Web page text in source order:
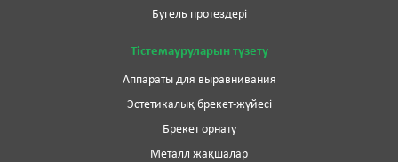
Бугель протездері
Тістемауруларын түзету
Аппараты для выравнивания
Эстетикалық брекет-жүйесі
Брекет орнату
Металл жақшалар